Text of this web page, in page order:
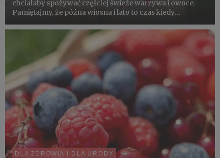
chciałaby spożywać częściej świeże warzywa i owoce.
Pamiętajmy, że późna wiosna i lato to czas kiedy
w sezonowe owoce i warzywa.
DLA ZDROWIA I DLA URODY